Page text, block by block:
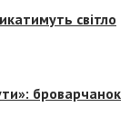
світло
броварчанок